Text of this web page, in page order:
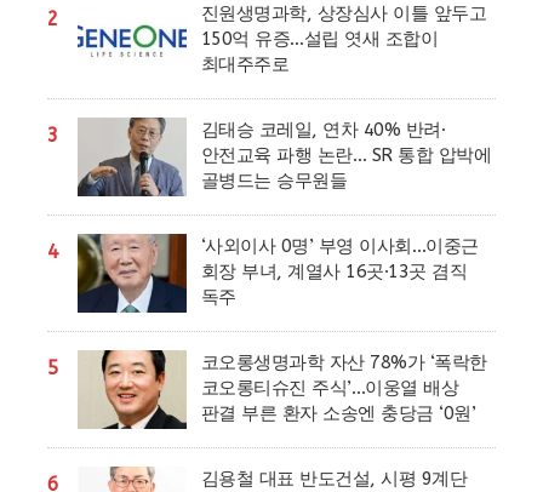
2
진원생명과학, 상장심사 이틀 앞두고
150억 유증…설립 엿새 조합이
최대주주로
3
김태승 코레일, 연차 40% 반려·
안전교육 파행 논란… SR 통합 압박에
골병드는 승무원들
4
‘사외이사 0명’ 부영 이사회…이중근
회장 부녀, 계열사 16곳·13곳 겸직
독주
5
코오롱생명과학 자산 78%가 ‘폭락한
코오롱티슈진 주식’…이웅열 배상
판결 부른 환자 소송엔 충당금 ‘0원’
6 김용철 대표 반도건설, 시평 9계단